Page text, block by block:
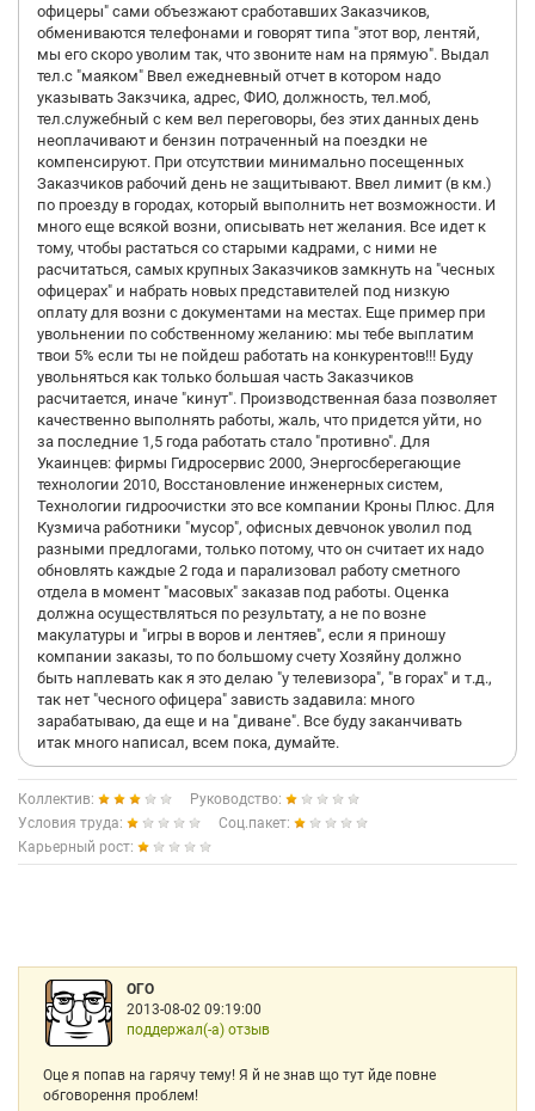
офицеры" сами объезжают сработавших Заказчиков,
обмениваются телефонами и говорят типа "этот вор, лентяй,
мы его скоро уволим так, что звоните нам на прямую". Выдал
тел.с "маяком" Ввел ежедневный отчет в котором надо
указывать Закзчика, адрес, ФИО, должность, тел.моб,
тел.служебный с кем вел переговоры, без этих данных день
неоплачивают и бензин потраченный на поездки не
компенсируют. При отсутствии минимально посещенных
Заказчиков рабочий день не защитывают. Ввел лимит (в км.)
по проезду в городах, который выполнить нет возможности. И
много еще всякой возни, описывать нет желания. Все идет к
тому, чтобы растаться со старыми кадрами, с ними не
расчитаться, самых крупных Заказчиков замкнуть на "чесных
офицерах" и набрать новых представителей под низкую
оплату для возни с документами на местах. Еще пример при
увольнении по собственному желанию: мы тебе выплатим
твои 5% если ты не пойдеш работать на конкурентов!!! Буду
увольняться как только большая часть Заказчиков
расчитается, иначе "кинут". Производственная база позволяет
качественно выполнять работы, жаль, что придется уйти, но
за последние 1,5 года работать стало "противно". Для
Укаинцев: фирмы Гидросервис 2000, Энергосберегающие
технологии 2010, Восстановление инженерных систем,
Технологии гидроочистки это все компании Кроны Плюс. Для
Кузмича работники "мусор", офисных девчонок уволил под
разными предлогами, только потому, что он считает их надо
обновлять каждые 2 года и парализовал работу сметного
отдела в момент "масовых" заказав под работы. Оценка
должна осуществляться по результату, а не по возне
макулатуры и "игры в воров и лентяев", если я приношу
компании заказы, то по большому счету Хозяйну должно
быть наплевать как я это делаю "у телевизора", "в горах" и т.д.,
так нет "чесного офицера" зависть задавила: много
зарабатываю, да еще и на "диване". Все буду заканчивать
итак много написал, всем пока, думайте.
Коллектив:
Руководство:
Условия труда:
Соц.пакет:
Карьерный рост:
ОГО
2013-08-02 09:19:00
поддержал(-а) отзыв
Оце я попав на гарячу тему! Я й не знав що тут йде повне
обговорення проблем!